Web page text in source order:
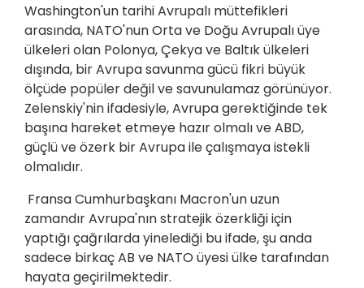
Washington'un tarihi Avrupalı müttefikleri
arasında, NATO'nun Orta ve Doğu Avrupalı üye
ülkeleri olan Polonya, Çekya ve Baltık ülkeleri
dışında, bir Avrupa savunma gücü fikri büyük
ölçüde popüler değil ve savunulamaz görünüyor.
Zelenskiy'nin ifadesiyle, Avrupa gerektiğinde tek
başına hareket etmeye hazır olmalı ve ABD,
güçlü ve özerk bir Avrupa ile çalışmaya istekli
olmalıdır.
Fransa Cumhurbaşkanı Macron'un uzun
zamandır Avrupa'nın stratejik özerkliği için
yaptığı çağrılarda yinelediği bu ifade, şu anda
sadece birkaç AB ve NATO üyesi ülke tarafından
hayata geçirilmektedir.